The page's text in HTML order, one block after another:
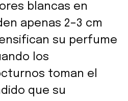
blancas en
apenas 2–3 cm
su perfume
los
toman el
que su